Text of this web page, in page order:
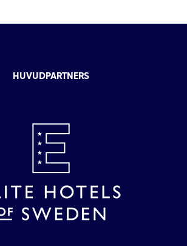
HUVUDPARTNERS